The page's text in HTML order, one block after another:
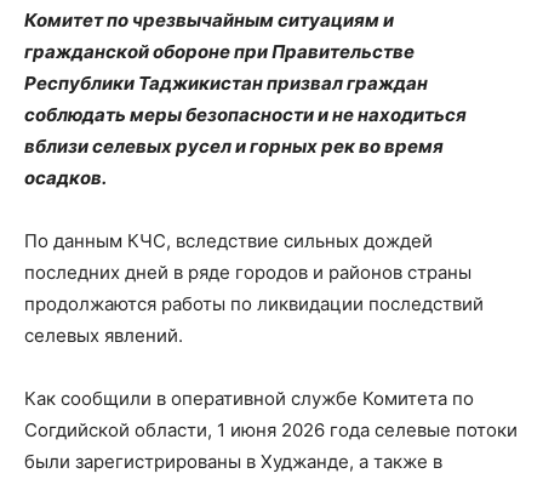
Комитет по чрезвычайным ситуациям и
гражданской обороне при Правительстве
Республики Таджикистан призвал граждан
соблюдать меры безопасности и не находиться
вблизи селевых русел и горных рек во время
осадков.
По данным КЧС, вследствие сильных дождей
последних дней в ряде городов и районов страны
продолжаются работы по ликвидации последствий
селевых явлений.
Как сообщили в оперативной службе Комитета по
Согдийской области, 1 июня 2026 года селевые потоки
были зарегистрированы в Худжанде, а также в